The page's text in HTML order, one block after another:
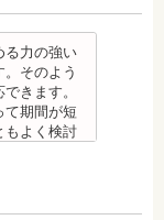
了後に虫
を一度外
ます。
治療が行え
を終わらせ
歯周病の
酔の中に
るものも
使用する
ます。ま
いものを飲
るリスクが
ギー反応
口腔の粘膜
に歯科医
ない場合
健康上問題
師の判断
生じると蓄
、インプラ
蓄膿症の治
ありま
なり、外科
今までは何
力が低下
る力の強い
そのよう
きます。
て期間が短
もよく検討
く、表面
クが割れて